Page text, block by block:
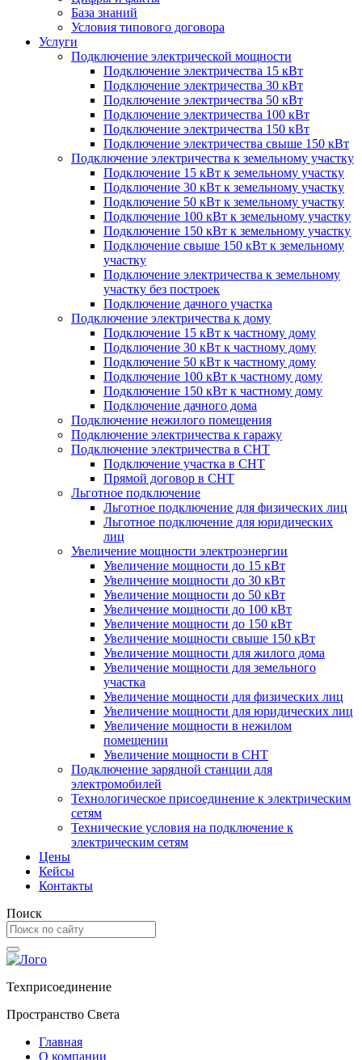
База знаний
Условия типового договора
Услуги
Подключение электрической мощности
Подключение электричества 15 кВт
Подключение электричества 30 кВт
Подключение электричества 50 кВт
Подключение электричества 100 кВт
Подключение электричества 150 кВт
Подключение электричества свыше 150 кВт
Подключение электричества к земельному участку
Подключение 15 кВт к земельному участку
Подключение 30 кВт к земельному участку
Подключение 50 кВт к земельному участку
Подключение 100 кВт к земельному участку
Подключение 150 кВт к земельному участку
Подключение свыше 150 кВт к земельному
участку
Подключение электричества к земельному
участку без построек
Подключение дачного участка
Подключение электричества к дому
Подключение 15 кВт к частному дому
Подключение 30 кВт к частному дому
Подключение 50 кВт к частному дому
Подключение 100 кВт к частному дому
Подключение 150 кВт к частному дому
Подключение дачного дома
Подключение нежилого помещения
Подключение электричества к гаражу
Подключение электричества в СНТ
Подключение участка в СНТ
Прямой договор в СНТ
Льготное подключение
Льготное подключение для физических лиц
Льготное подключение для юридических
лиц
Увеличение мощности электроэнергии
Увеличение мощности до 15 кВт
Увеличение мощности до 30 кВт
Увеличение мощности до 50 кВт
Увеличение мощности до 100 кВт
Увеличение мощности до 150 кВт
Увеличение мощности свыше 150 кВт
Увеличение мощности для жилого дома
Увеличение мощности для земельного
участка
Увеличение мощности для физических лиц
Увеличение мощности для юридических лиц
Увеличение мощности в нежилом
помещении
Увеличение мощности в СНТ
Подключение зарядной станции для
электромобилей
Технологическое присоединение к электрическим
сетям
Технические условия на подключение к
электрическим сетям
Цены
Кейсы
Контакты
Поиск
Техприсоединение
Пространство Света
Главная
О компании